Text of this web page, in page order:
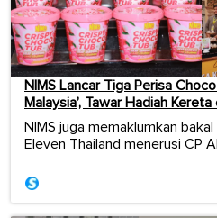
NIMS Lancar Tiga Perisa
Malaysia’, Tawar Hadiah Kereta
NIMS juga memaklumkan
Eleven Thailand menerusi CP